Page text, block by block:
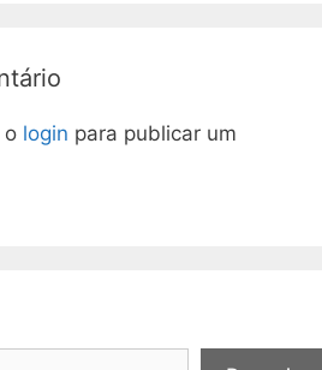
o login para publicar um